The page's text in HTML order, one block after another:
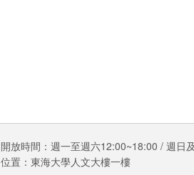
開放時間：週一至週六12:00~18:00 / 週日
位置：東海大學人文大樓一樓